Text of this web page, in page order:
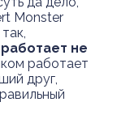
Monster
не
работает
друг,